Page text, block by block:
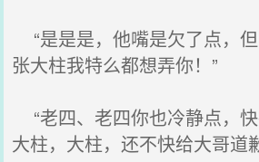
“是是是，他嘴是欠了点，但
张大柱我特么都想弄你！”
“老四、老四你也冷静点，
大柱，大柱，还不快给大哥道